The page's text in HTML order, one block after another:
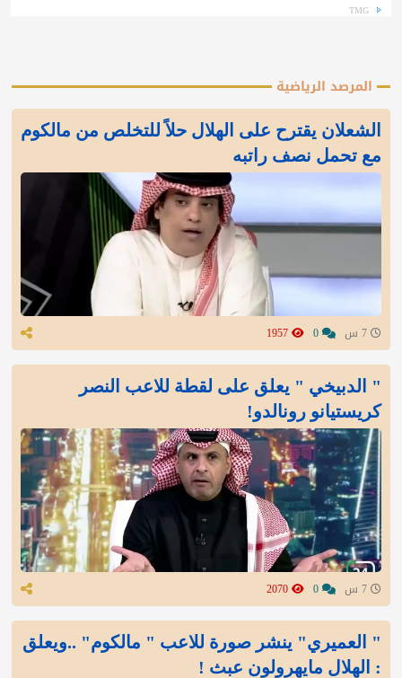
TMG
المرصد الرياضية
الشعلان يقترح على الهلال حلاً للتخلص من مالكوم
مع تحمل نصف راتبه
" الدبيخي " يعلق على لقطة للاعب النصر
كريستيانو رونالدو!
" العميري" ينشر صورة للاعب " مالكوم" ..ويعلق
: الهلال مايهرولون عبث !